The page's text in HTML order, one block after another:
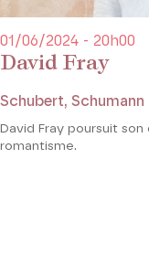
David Fray
01/06/2024 - 20h00
Schubert, Schumann
David Fray poursuit
romantisme.